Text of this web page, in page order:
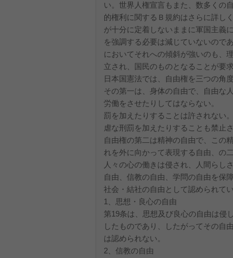
い。世界人権宣言もまた、数多くの
的権利に関するＢ規約はさらに詳し
が十分に定着しないままに軍国主義
を強調する必要は減じていないので
においてそれへの傾斜が強いのも、
立され、国民のものとなることが要
日本国憲法では、自由権を三つの角
その第一は、身体の自由で、自由な
労働をさせたりしてはならない。
罰を加えたりすることは許されない
虐な刑罰を加えたりすることも禁止
自由権の第二は精神の自由で、この
れを外に向かって表現する自由、の
人々の心の働きは侵され、人間らし
自由、信教の自由、学問の自由を保
社会・結社の自由として認められて
1、思想・良心の自由
第19条は、思想及び良心の自由は侵
したものであり、したがってその自
は認められない。
2、信教の自由